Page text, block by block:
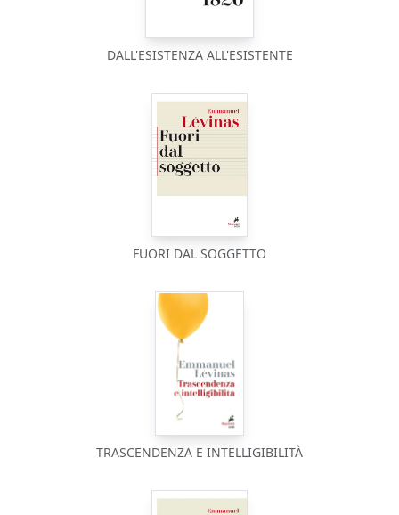
DALL'ESISTENZA ALL'ESISTENTE
FUORI DAL SOGGETTO
TRASCENDENZA E INTELLIGIBILITÀ